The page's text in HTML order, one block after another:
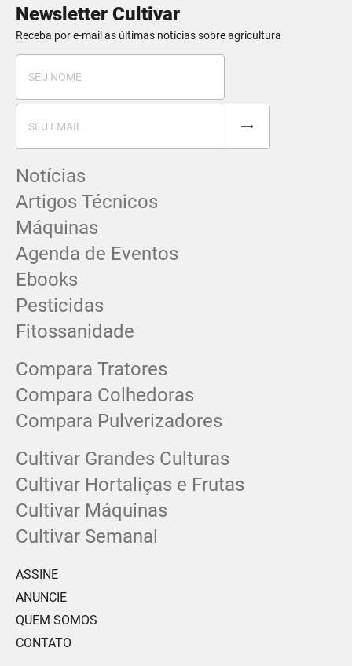
Newsletter Cultivar
Receba por e-mail as últimas notícias sobre agricultura
Notícias
Artigos Técnicos
Máquinas
Agenda de Eventos
Ebooks
Pesticidas
Fitossanidade
Compara Tratores
Compara Colhedoras
Compara Pulverizadores
Cultivar Grandes Culturas
Cultivar Hortaliças e Frutas
Cultivar Máquinas
Cultivar Semanal
ASSINE
ANUNCIE
QUEM SOMOS
CONTATO